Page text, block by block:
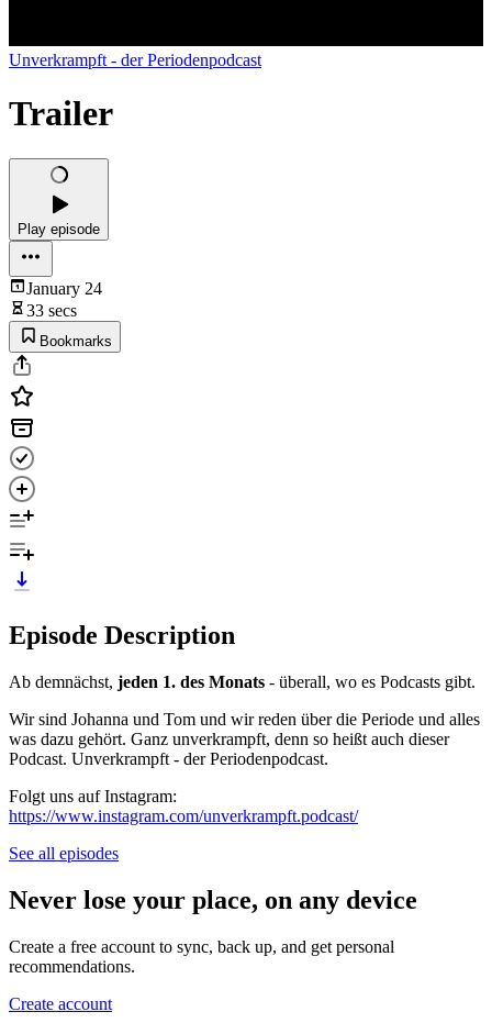
Unverkrampft - der Periodenpodcast
Trailer
Play episode
January 24
33 secs
Bookmarks
Episode Description
Ab demnächst, jeden 1. des Monats - überall, wo es Podcasts gibt.
Wir sind Johanna und Tom und wir reden über die Periode und alles
was dazu gehört. Ganz unverkrampft, denn so heißt auch dieser
Podcast. Unverkrampft - der Periodenpodcast.
Folgt uns auf Instagram:
https://www.instagram.com/unverkrampft.podcast/
See all episodes
Never lose your place, on any device
Create a free account to sync, back up, and get personal
recommendations.
Create account